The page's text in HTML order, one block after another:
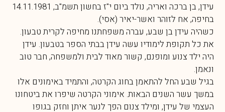
עידן, בן ברכה ואריה, נולד ביום י"ז בחשון תשמ"ב, 14.11.1981
בחיפה, אח לזוהר ואשר-יאיר (אסי).
כשהיה עידן בן שבע, עברה משפחתנו מחיפה לקרית טבעון.
את כל תקופת לימודיו עשה עידן בבתי הספר בטבעון. עידן
היה ילד צנוע ומופנם, קשור מאוד לבית ולמשפחה, חבר טוב
ונאמן.
בגיל שבע החל להתאמן בחוג הקרטה, והתמיד באימונים אלו
במשך עשר השנים הבאות. אימוני הקרטה שיפרו את ביטחונו
העצמי של עידן, ומילד צנום הפך לנער איתן וחזק בגופו